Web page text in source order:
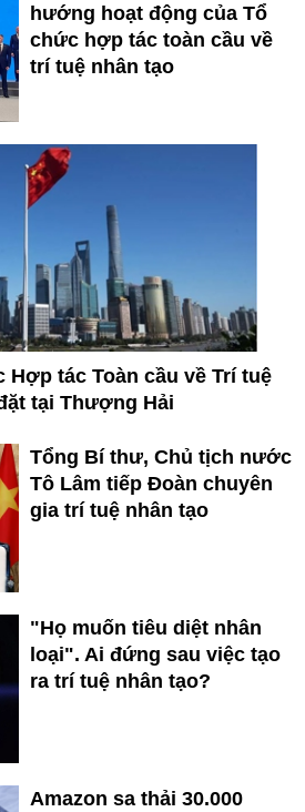
hướng hoạt động của Tổ
chức hợp tác toàn cầu về
trí tuệ nhân tạo
Hợp tác Toàn cầu về Trí tuệ
tại Thượng Hải
Tổng Bí thư, Chủ tịch nước
Tô Lâm tiếp Đoàn chuyên
gia trí tuệ nhân tạo
"Họ muốn tiêu diệt nhân
loại". Ai đứng sau việc tạo
ra trí tuệ nhân tạo?
Amazon sa thải 30.000